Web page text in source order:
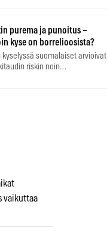
purema ja punoitus –
kyse on borrelioosista?
kyselyssä suomalaiset arvioivat
riskin noin
vaikuttaa